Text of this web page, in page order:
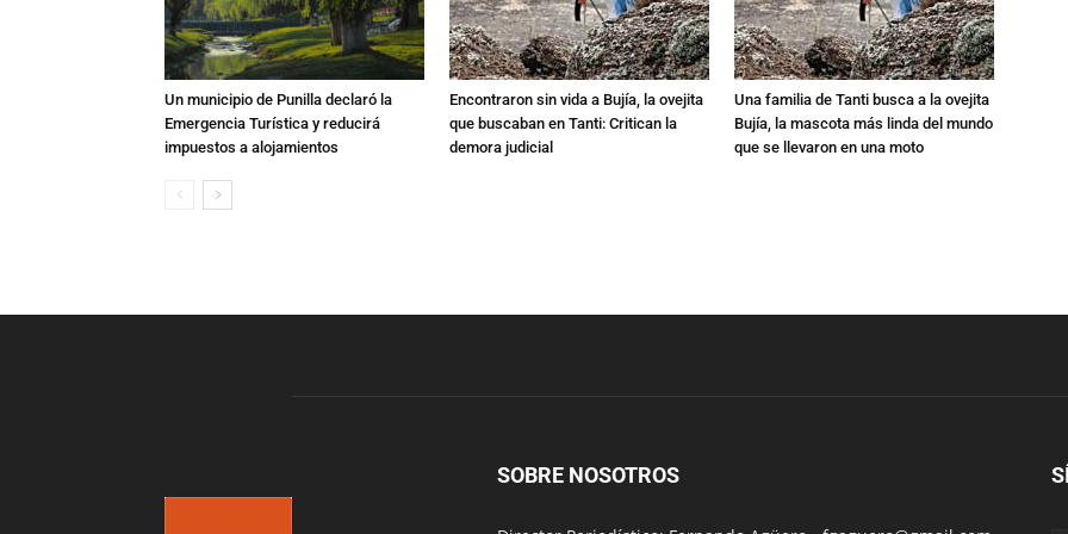
Un municipio de Punilla declaró la
Emergencia Turística y reducirá
impuestos a alojamientos
Encontraron sin vida a Bujía, la ovejita
que buscaban en Tanti: Critican la
demora judicial
Una familia de Tanti busca a la ovejita
Bujía, la mascota más linda del mundo
que se llevaron en una moto
SOBRE NOSOTROS